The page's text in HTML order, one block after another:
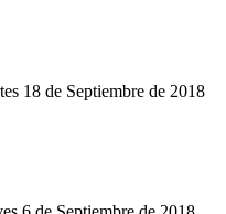
18 de Septiembre de 2018